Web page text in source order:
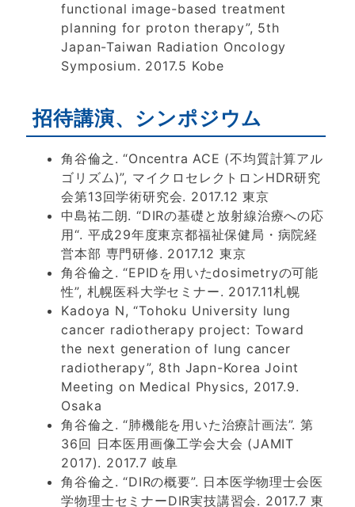
functional image-based treatment
planning for proton therapy”, 5th
Japan-Taiwan Radiation Oncology
Symposium. 2017.5 Kobe
招待講演、シンポジウム
角谷倫之. “Oncentra ACE (不均質計算アル
ゴリズム)”, マイクロセレクトロンHDR研究
会第13回学術研究会. 2017.12 東京
中島祐二朗. “DIRの基礎と放射線治療への応
用“. 平成29年度東京都福祉保健局・病院経
営本部 専門研修. 2017.12 東京
角谷倫之. “EPIDを用いたdosimetryの可能
性”, 札幌医科大学セミナー. 2017.11札幌
Kadoya N, “Tohoku University lung
cancer radiotherapy project: Toward
the next generation of lung cancer
radiotherapy”, 8th Japn-Korea Joint
Meeting on Medical Physics, 2017.9.
Osaka
角谷倫之. “肺機能を用いた治療計画法”. 第
36回 日本医用画像工学会大会 (JAMIT
2017). 2017.7 岐阜
角谷倫之. “DIRの概要”. 日本医学物理士会医
学物理士セミナーDIR実技講習会. 2017.7 東